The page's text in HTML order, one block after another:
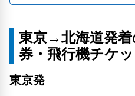
東京→北海道発着
券・飛行機チケ
東京発